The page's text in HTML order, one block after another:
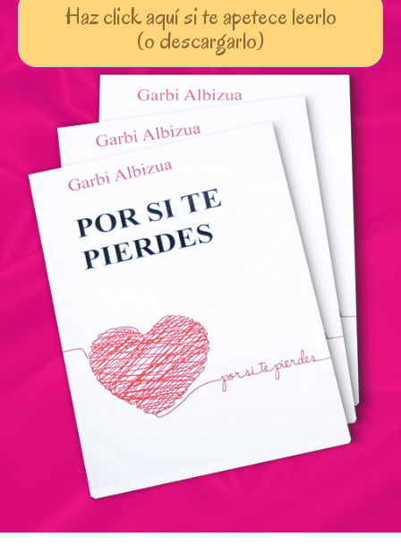
Haz click aquí si te apetece leerlo
(o descargarlo)